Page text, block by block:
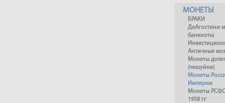
МОНЕТЫ
БРАКИ
ДеАгостини
банкноты
Античные
Монеты
(чешуйки)
Монеты
Империи
Монеты
1958 гг